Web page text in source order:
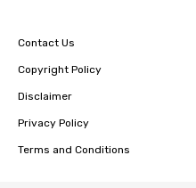
Contact Us
Copyright Policy
Disclaimer
Privacy Policy
Terms and Conditions